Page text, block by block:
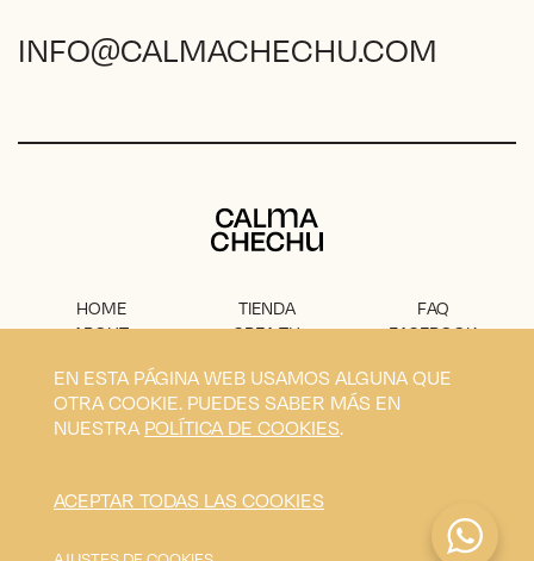
INFO@CALMACHECHU.COM
HOME
ABOUT
AVISO
LEGAL
TIENDA
CREA TU
CONTACTO
FAQ
FACEBOOK
Calma Chechu © 2026
EN ESTA PÁGINA WEB USAMOS ALGUNA QUE
OTRA COOKIE. PUEDES SABER MÁS EN
NUESTRA POLÍTICA DE COOKIES.
ACEPTAR TODAS LAS COOKIES